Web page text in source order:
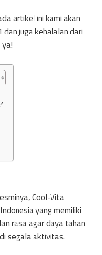
artikel ini kami akan
juga kehalalan dari
Cool-Vita
yang memiliki
rasa agar daya tahan
segala aktivitas.